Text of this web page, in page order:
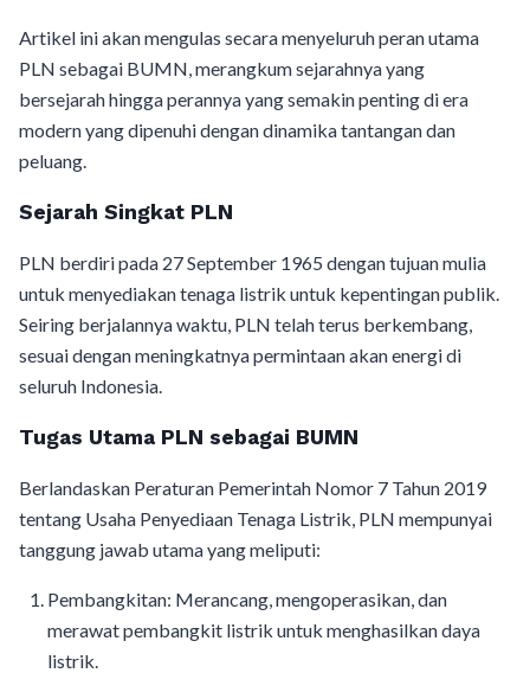
Artikel ini akan mengulas secara menyeluruh peran utama
PLN sebagai BUMN, merangkum sejarahnya yang
bersejarah hingga perannya yang semakin penting di era
modern yang dipenuhi dengan dinamika tantangan dan
peluang.
Sejarah Singkat PLN
PLN berdiri pada 27 September 1965 dengan tujuan mulia
untuk menyediakan tenaga listrik untuk kepentingan publik.
Seiring berjalannya waktu, PLN telah terus berkembang,
sesuai dengan meningkatnya permintaan akan energi di
seluruh Indonesia.
Tugas Utama PLN sebagai BUMN
Berlandaskan Peraturan Pemerintah Nomor 7 Tahun 2019
tentang Usaha Penyediaan Tenaga Listrik, PLN mempunyai
tanggung jawab utama yang meliputi:
Pembangkitan: Merancang, mengoperasikan, dan
merawat pembangkit listrik untuk menghasilkan daya
listrik.